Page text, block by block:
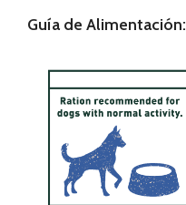
Guía de Alimentación: